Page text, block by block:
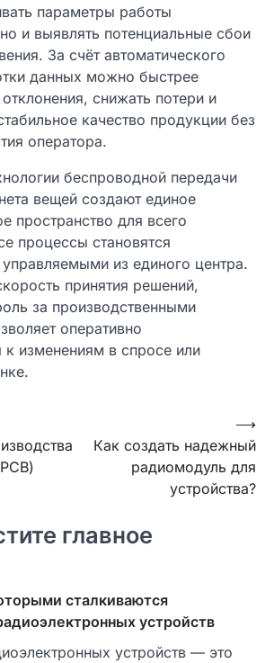
параметры работы
и выявлять потенциальные сбои
За счёт автоматического
данных можно быстрее
снижать потери и
качество продукции без
оператора.
беспроводной передачи
вещей создают единое
пространство для всего
процессы становятся
из единого центра.
принятия решений,
за производственными
оперативно
к изменениям в спросе или
Как создать надежный
радиомодуль для
устройства?
⟶
главное
сталкиваются
устройств
устройств — это